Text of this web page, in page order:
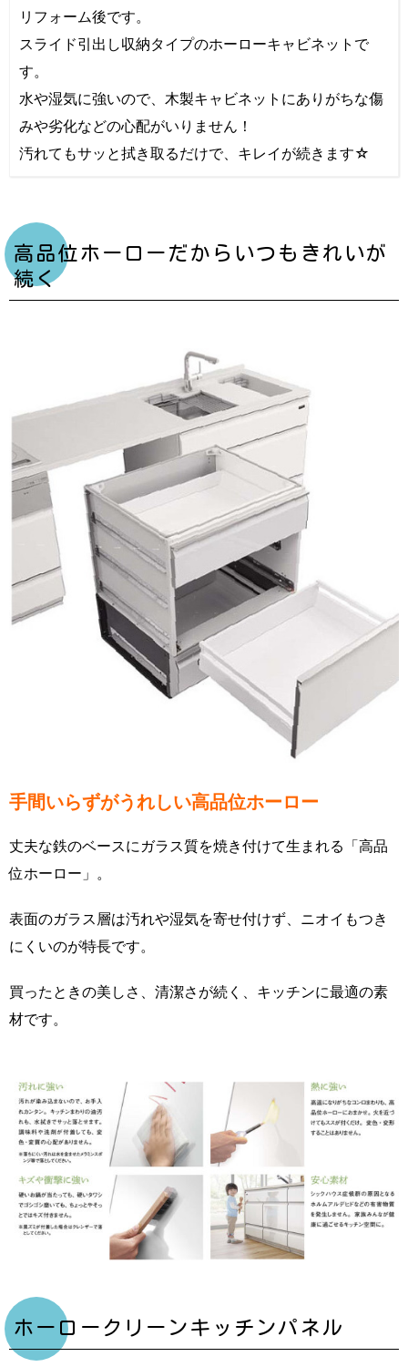
リフォーム後です。
スライド引出し収納タイプのホーローキャビネットで
す。
水や湿気に強いので、木製キャビネットにありがちな傷
みや劣化などの心配がいりません！
汚れてもサッと拭き取るだけで、キレイが続きます☆
高品位ホーローだからいつもきれいが
続く
手間いらずがうれしい高品位ホーロー
丈夫な鉄のベースにガラス質を焼き付けて生まれる「高品
位ホーロー」。
表面のガラス層は汚れや湿気を寄せ付けず、ニオイもつき
にくいのが特長です。
買ったときの美しさ、清潔さが続く、キッチンに最適の素
材です。
ホーロークリーンキッチンパネル